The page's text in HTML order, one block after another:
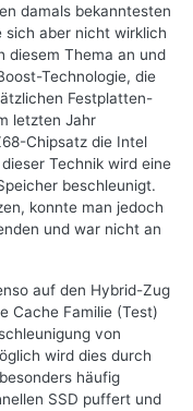
damals bekanntesten
sich aber nicht wirklich
diesem Thema an und
Technologie, die
Festplatten-
letzten Jahr
Chipsatz die Intel
Technik wird eine
beschleunigt.
konnte man jedoch
und war nicht an
auf den Hybrid-Zug
Cache Familie (Test)
von
wird dies durch
häufig
SSD puffert und